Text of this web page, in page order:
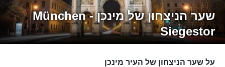
שער הניצחון של מינכן - München
Siegestor
על שער הניצחון של העיר מינכן